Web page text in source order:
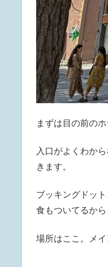
まずは目の前の
入口がよくわか
きます。
ブッキングドッ
食もついてるから
場所はここ。メイ